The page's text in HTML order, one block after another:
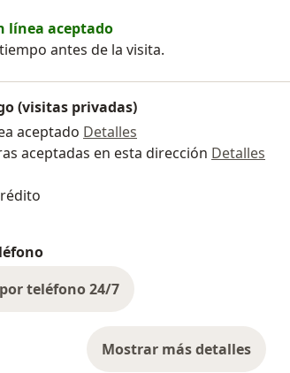
línea aceptado
antes de la visita.
(visitas privadas)
aceptado Detalles
aceptadas en esta dirección Detalles
teléfono 24/7
Mostrar más detalles
sobre la dirección